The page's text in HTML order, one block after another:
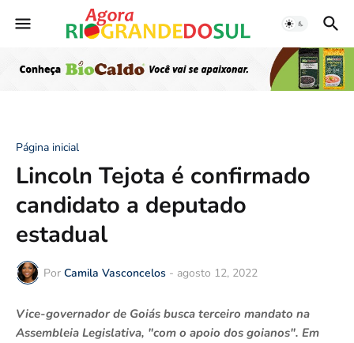
Página inicial
Lincoln Tejota é confirmado
candidato a deputado
estadual
Por Camila Vasconcelos - agosto 12, 2022
Vice-governador de Goiás busca terceiro mandato na
Assembleia Legislativa, "com o apoio dos goianos". Em